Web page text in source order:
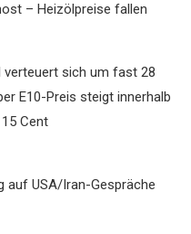
– Heizölpreise fallen
sich um fast 28
E10-Preis steigt innerhalb
Cent
auf USA/Iran-Gespräche